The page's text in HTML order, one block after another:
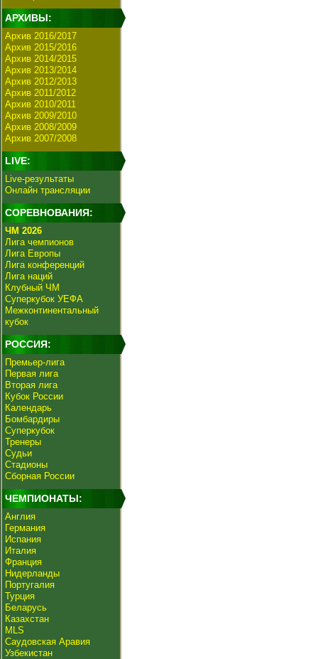
АРХИВЫ:
Архив 2016/2017
Архив 2015/2016
Архив 2014/2015
Архив 2013/2014
Архив 2012/2013
Архив 2011/2012
Архив 2010/2011
Архив 2009/2010
Архив 2008/2009
Архив 2007/2008
LIVE:
Live-результаты
Онлайн трансляции
СОРЕВНОВАНИЯ:
ЧМ 2026
Лига чемпионов
Лига Европы
Лига конференций
Лига наций
Клубный ЧМ
Суперкубок УЕФА
Межконтинентальный
кубок
РОССИЯ:
Премьер-лига
Первая лига
Вторая лига
Кубок России
Календарь
Бомбардиры
Суперкубок
Тренеры
Судьи
Стадионы
Сборная России
ЧЕМПИОНАТЫ:
Англия
Германия
Испания
Италия
Франция
Нидерланды
Португалия
Турция
Беларусь
Казахстан
MLS
Саудовская Аравия
Узбекистан